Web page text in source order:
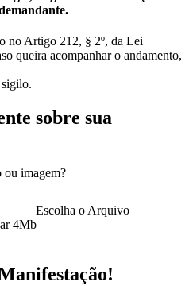
no Artigo 212, § 2º, da Lei
queira acompanhar o andamento,
sigilo.
sobre sua
ou imagem?
Escolha o Arquivo
4Mb